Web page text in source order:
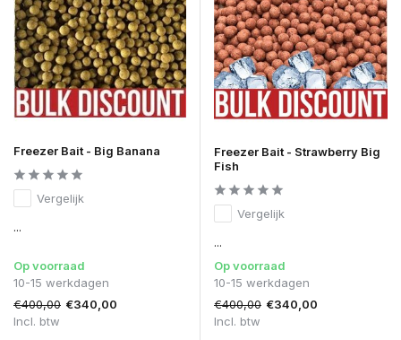
Freezer Bait - Big Banana
Vergelijk
...
Op voorraad
10-15 werkdagen
€400,00 €340,00
Incl. btw
Freezer Bait - Strawberry Big
Fish
Vergelijk
...
Op voorraad
10-15 werkdagen
€400,00 €340,00
Incl. btw